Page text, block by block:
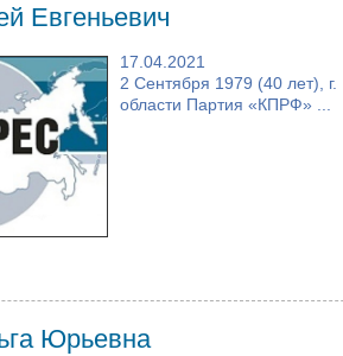
Евгеньевич
17.04.2021
2 Сентября 1979 (40 лет),
области Партия «КПРФ» ...
Юрьевна